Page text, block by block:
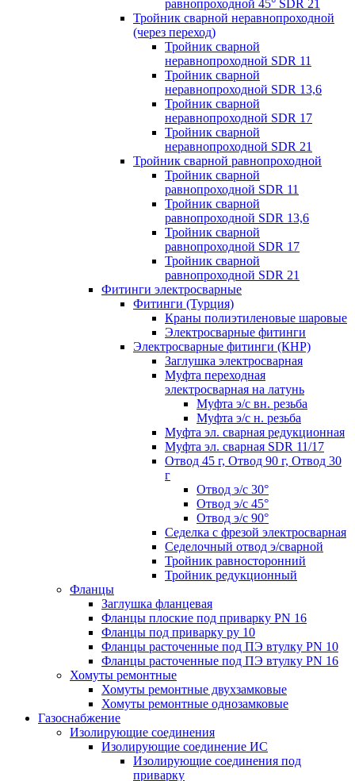
равнопроходной 45° SDR 21
Тройник сварной неравнопроходной
(через переход)
Тройник сварной
неравнопроходной SDR 11
Тройник сварной
неравнопроходной SDR 13,6
Тройник сварной
неравнопроходной SDR 17
Тройник сварной
неравнопроходной SDR 21
Тройник сварной равнопроходной
Тройник сварной
равнопроходной SDR 11
Тройник сварной
равнопроходной SDR 13,6
Тройник сварной
равнопроходной SDR 17
Тройник сварной
равнопроходной SDR 21
Фитинги электросварные
Фитинги (Турция)
Краны полиэтиленовые шаровые
Электросварные фитинги
Электросварные фитинги (КНР)
Заглушка электросварная
Муфта переходная
электросварная на латунь
Муфта э/с вн. резьба
Муфта э/с н. резьба
Муфта эл. cварная редукционная
Муфта эл. сварная SDR 11/17
Отвод 45 г, Отвод 90 г, Отвод 30
г
Отвод э/с 30°
Отвод э/с 45°
Отвод э/с 90°
Седелка с фрезой электросварная
Седелочный отвод э/сварной
Тройник равносторонний
Тройник редукционный
Фланцы
Заглушка фланцевая
Фланцы плоские под приварку PN 16
Фланцы под приварку ру 10
Фланцы расточенные под ПЭ втулку PN 10
Фланцы расточенные под ПЭ втулку PN 16
Хомуты ремонтные
Хомуты ремонтные двухзамковые
Хомуты ремонтные однозамковые
Газоснабжение
Изолирующие соединения
Изолирующие соединение ИС
Изолирующие соединения под
приварку